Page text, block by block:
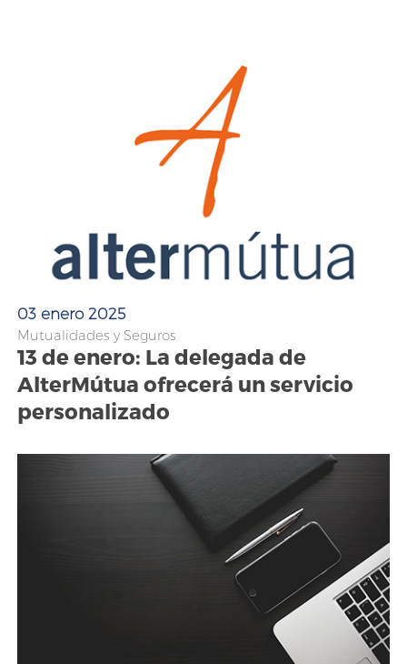
03 enero 2025
Mutualidades y Seguros
13 de enero: La delegada de
AlterMútua ofrecerá un servicio
personalizado